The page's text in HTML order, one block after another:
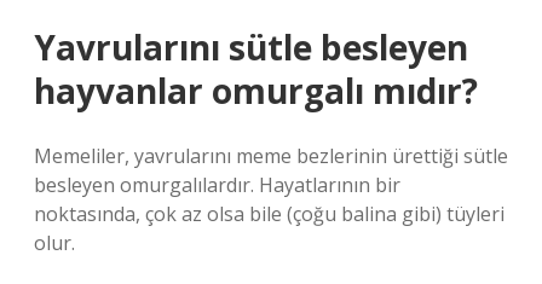
Yavrularını sütle besleyen
hayvanlar omurgalı mıdır?
Memeliler, yavrularını meme bezlerinin ürettiği sütle
besleyen omurgalılardır. Hayatlarının bir
noktasında, çok az olsa bile (çoğu balina gibi) tüyleri
olur.